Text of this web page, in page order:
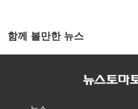
함께 볼만한 뉴스